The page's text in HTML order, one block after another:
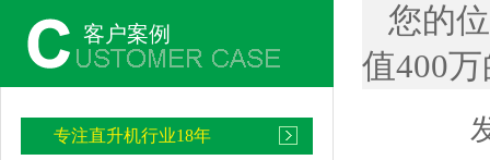
客户案例
专注直升机行业18年
您的
值400